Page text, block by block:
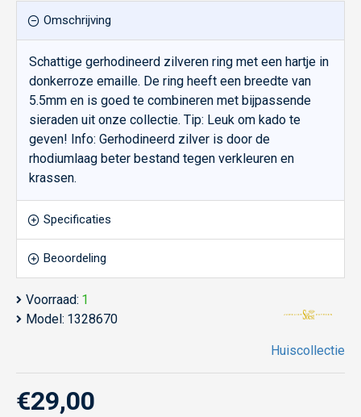
Omschrijving
Schattige gerhodineerd zilveren ring met een hartje in
donkerroze emaille. De ring heeft een breedte van
5.5mm en is goed te combineren met bijpassende
sieraden uit onze collectie. Tip: Leuk om kado te
geven! Info: Gerhodineerd zilver is door de
rhodiumlaag beter bestand tegen verkleuren en
krassen.
Specificaties
Beoordeling
Voorraad: 1
Model: 1328670
Huiscollectie
€29,00